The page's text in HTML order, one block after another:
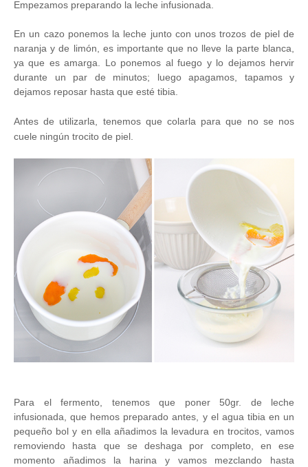
Empezamos preparando la leche infusionada.
En un cazo ponemos la leche junto con unos trozos de piel de
naranja y de limón, es importante que no lleve la parte blanca,
ya que es amarga. Lo ponemos al fuego y lo dejamos hervir
durante un par de minutos; luego apagamos, tapamos y
dejamos reposar hasta que esté tibia.
Antes de utilizarla, tenemos que colarla para que no se nos
cuele ningún trocito de piel.
Para el fermento, tenemos que poner 50gr. de leche
infusionada, que hemos preparado antes, y el agua tibia en un
pequeño bol y en ella añadimos la levadura en trocitos, vamos
removiendo hasta que se deshaga por completo, en ese
momento añadimos la harina y vamos mezclando hasta